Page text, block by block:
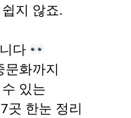
지 않죠.
다
문화까지
있는
곳 한눈 정리